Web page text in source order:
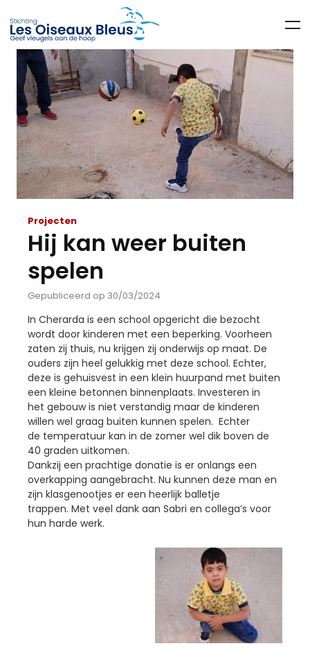
Projecten
Hij kan weer buiten
spelen
Gepubliceerd op 30/03/2024
In Cherarda is een school opgericht die bezocht
wordt door kinderen met een beperking. Voorheen
zaten zij thuis, nu krijgen zij onderwijs op maat. De
ouders zijn heel gelukkig met deze school. Echter,
deze is gehuisvest in een klein huurpand met buiten
een kleine betonnen binnenplaats. Investeren in
het gebouw is niet verstandig maar de kinderen
willen wel graag buiten kunnen spelen. Echter
de temperatuur kan in de zomer wel dik boven de
40 graden uitkomen.
Dankzij een prachtige donatie is er onlangs een
overkapping aangebracht. Nu kunnen deze man en
zijn klasgenootjes er een heerlijk balletje
trappen. Met veel dank aan Sabri en collega’s voor
hun harde werk.